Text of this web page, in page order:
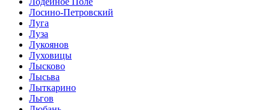
Лосино-Петровский
Луга
Луза
Лукоянов
Луховицы
Лысково
Лысьва
Лыткарино
Льгов